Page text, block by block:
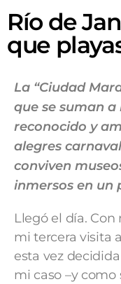
Río de
que
La “Ciudad
que se suman
reconocido y
alegres
conviven
inmersos en un
Llegó el día.
mi tercera visita
esta vez
mi caso –y